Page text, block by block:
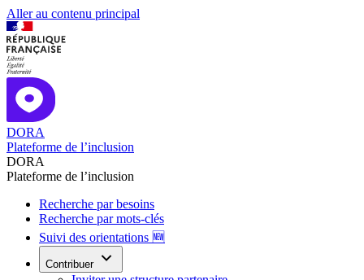
Aller au contenu principal
DORA
Plateforme de l’inclusion
DORA
Plateforme de l’inclusion
Recherche par besoins
Recherche par mots-clés
Suivi des orientations 🆕
Contribuer